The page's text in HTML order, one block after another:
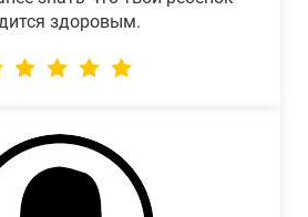
здоровым.